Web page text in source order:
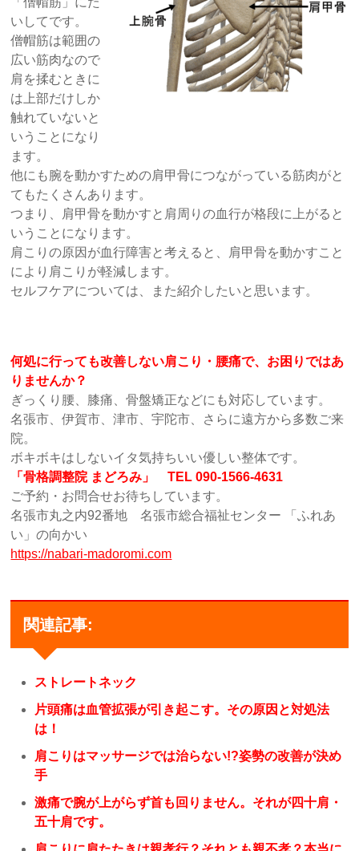
いしてです。
僧帽筋は範囲の
広い筋肉なので
肩を揉むときに
は上部だけしか
触れていないと
いうことになり
ます。
他にも腕を動かすための肩甲骨につながっている筋肉がと
てもたくさんあります。
つまり、肩甲骨を動かすと肩周りの血行が格段に上がると
いうことになります。
肩こりの原因が血行障害と考えると、肩甲骨を動かすこと
により肩こりが軽減します。
セルフケアについては、また紹介したいと思います。
何処に行っても改善しない肩こり・腰痛で、お困りではあ
りませんか？
ぎっくり腰、膝痛、骨盤矯正などにも対応しています。
名張市、伊賀市、津市、宇陀市、さらに遠方から多数ご来
院。
ボキボキはしないイタ気持ちいい優しい整体です。
「骨格調整院 まどろみ」 TEL 090-1566-4631
ご予約・お問合せお待ちしています。
名張市丸之内92番地 名張市総合福祉センター 「ふれあ
い」の向かい
https://nabari-madoromi.com
関連記事:
ストレートネック
片頭痛は血管拡張が引き起こす。その原因と対処法
は！
肩こりはマッサージでは治らない!?姿勢の改善が決め
手
激痛で腕が上がらず首も回りません。それが四十肩・
五十肩です。